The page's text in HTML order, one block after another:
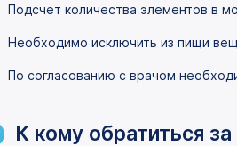
Подсчет количества элементов в
Необходимо исключить из пищи
По согласованию с врачом
К кому обратиться